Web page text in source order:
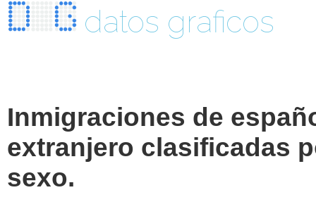
datos graficos
Inmigraciones de
extranjero clasificadas
sexo.